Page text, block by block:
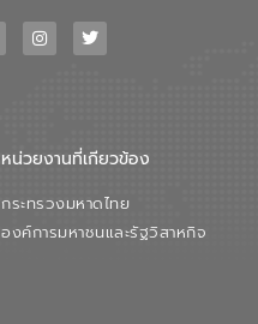
หน่วยงานที่เกียวข้อง
กระทรวงมหาดไทย
องค์การมหาชนและรัฐวิสาหกิจ